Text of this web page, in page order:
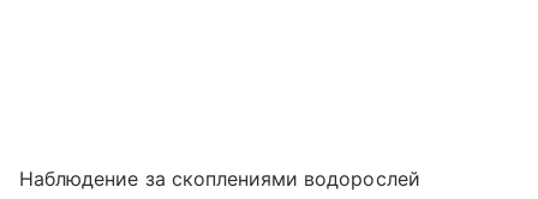
Наблюдение за скоплениями водорослей